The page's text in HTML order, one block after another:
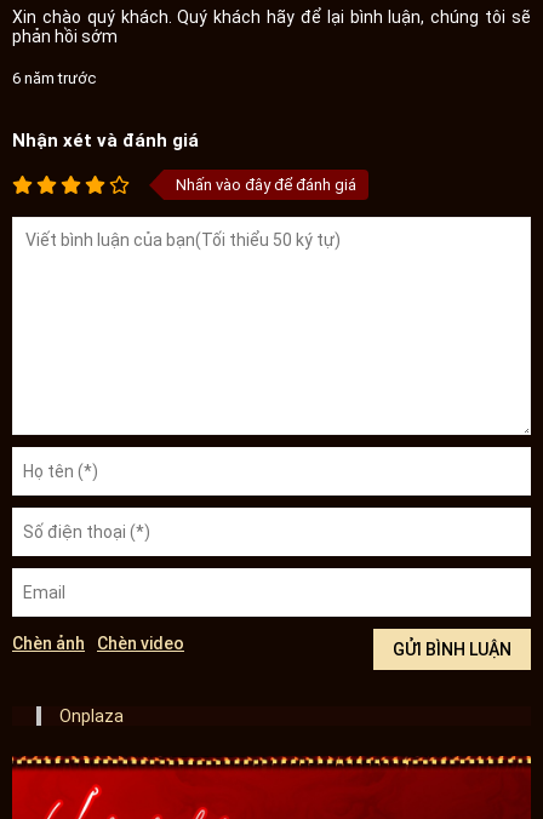
Xin chào quý khách. Quý khách hãy để lại bình luận, chúng tôi sẽ
phản hồi sớm
6 năm trước
Nhận xét và đánh giá
Nhấn vào đây để đánh giá
Chèn ảnh Chèn video
Onplaza